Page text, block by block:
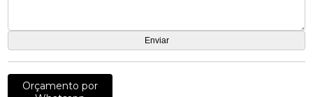
Orçamento por